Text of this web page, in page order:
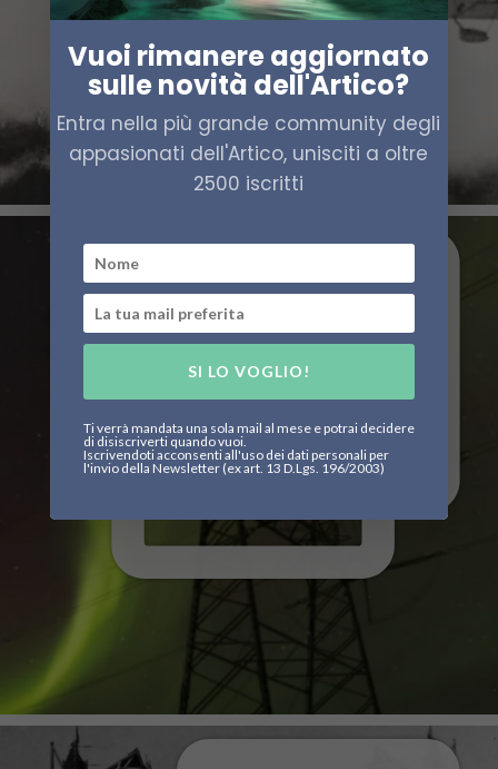
Vuoi rimanere aggiornato
sulle novità dell'Artico?
Entra nella più grande community degli
appasionati dell'Artico, unisciti a oltre
2500 iscritti
SI LO VOGLIO!
Ti verrà mandata una sola mail al mese e potrai decidere
di disiscriverti quando vuoi.
Iscrivendoti acconsenti all'uso dei dati personali per
l'invio della Newsletter (ex art. 13 D.Lgs. 196/2003)